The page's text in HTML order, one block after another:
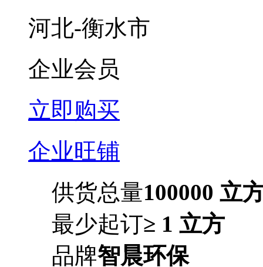
河北-衡水市
企业会员
立即购买
企业旺铺
供货总量100000 立
最少起订≥ 1 立方
品牌智晨环保